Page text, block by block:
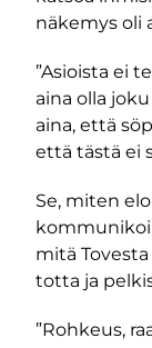
näkemys oli
”Asioista ei
aina olla
aina, että
että tästä ei
Se, miten
mitä
totta ja
”Rohkeus,